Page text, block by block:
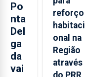
Po
nta
Del
ga
da
vai
reforço
habitaci
onal na
Região
através
do PRR